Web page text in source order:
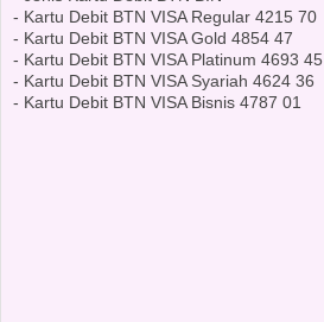
- Kartu Debit BTN VISA Regular 4215 70
- Kartu Debit BTN VISA Gold 4854 47
- Kartu Debit BTN VISA Platinum 4693 45
- Kartu Debit BTN VISA Syariah 4624 36
- Kartu Debit BTN VISA Bisnis 4787 01